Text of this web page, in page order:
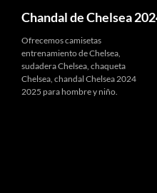
Chandal de Chelsea
Ofrecemos camisetas
entrenamiento de Chelsea,
sudadera Chelsea, chaqueta
Chelsea, chandal Chelsea 2024
2025 para hombre y niño.